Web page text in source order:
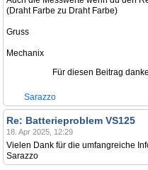
(Draht Farbe zu Draht Farbe)
Gruss
Mechanix
Für diesen Beitrag
Sarazzo
Re: Batterieproblem VS125
18. Apr 2025, 12:29
Vielen Dank für die umfangreiche
Sarazzo